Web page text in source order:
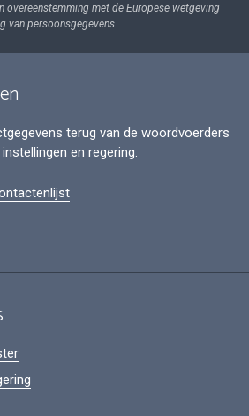
overeenstemming met de Europese wetgeving
van persoonsgegevens.
terug van de woordvoerders
en regering.